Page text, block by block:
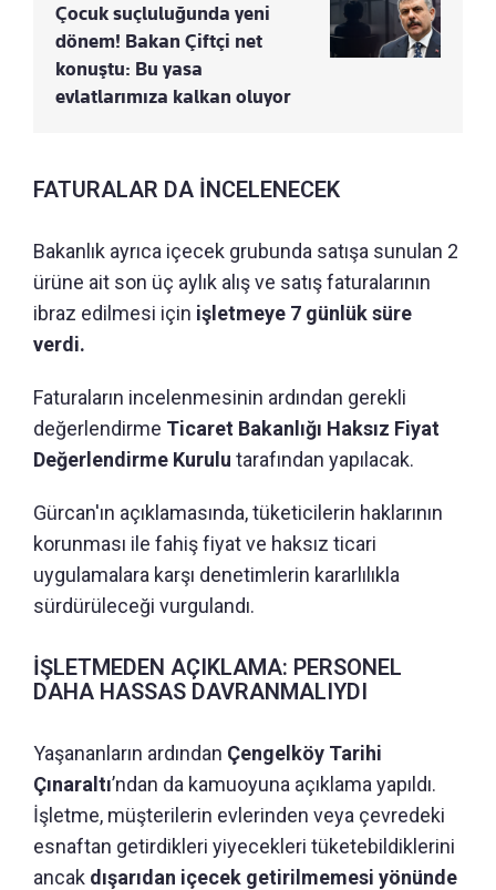
Çocuk suçluluğunda yeni
dönem! Bakan Çiftçi net
konuştu: Bu yasa
evlatlarımıza kalkan oluyor
FATURALAR DA İNCELENECEK
Bakanlık ayrıca içecek grubunda satışa sunulan 2
ürüne ait son üç aylık alış ve satış faturalarının
ibraz edilmesi için işletmeye 7 günlük süre
verdi.
Faturaların incelenmesinin ardından gerekli
değerlendirme Ticaret Bakanlığı Haksız Fiyat
Değerlendirme Kurulu tarafından yapılacak.
Gürcan'ın açıklamasında, tüketicilerin haklarının
korunması ile fahiş fiyat ve haksız ticari
uygulamalara karşı denetimlerin kararlılıkla
sürdürüleceği vurgulandı.
İŞLETMEDEN AÇIKLAMA: PERSONEL
DAHA HASSAS DAVRANMALIYDI
Yaşananların ardından Çengelköy Tarihi
Çınaraltı’ndan da kamuoyuna açıklama yapıldı.
İşletme, müşterilerin evlerinden veya çevredeki
esnaftan getirdikleri yiyecekleri tüketebildiklerini
ancak dışarıdan içecek getirilmemesi yönünde